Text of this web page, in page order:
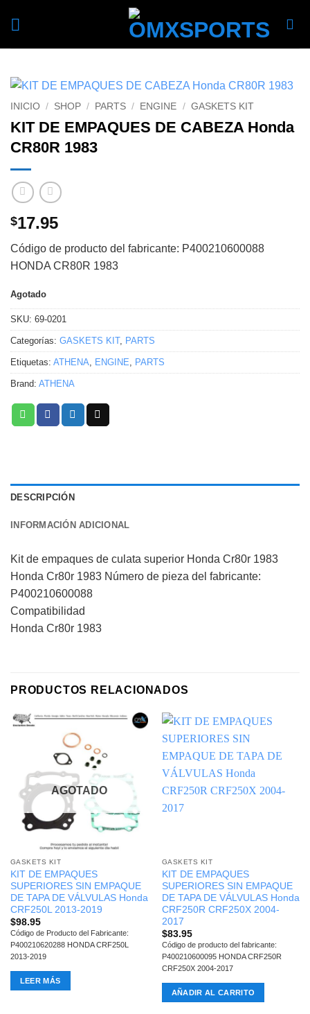
INICIO / SHOP / PARTS / ENGINE / GASKETS KIT
KIT DE EMPAQUES DE CABEZA Honda
CR80R 1983
$17.95
Código de producto del fabricante: P400210600088
HONDA CR80R 1983
Agotado
SKU: 69-0201
Categorías: GASKETS KIT, PARTS
Etiquetas: ATHENA, ENGINE, PARTS
Brand: ATHENA
DESCRIPCIÓN
INFORMACIÓN ADICIONAL
Kit de empaques de culata superior Honda Cr80r 1983
Honda Cr80r 1983 Número de pieza del fabricante:
P400210600088
Compatibilidad
Honda Cr80r 1983
PRODUCTOS RELACIONADOS
AGOTADO
GASKETS KIT
KIT DE EMPAQUES
SUPERIORES SIN EMPAQUE
DE TAPA DE VÁLVULAS Honda
CRF250L 2013-2019
$98.95
Código de Producto del Fabricante:
P400210620288 HONDA CRF250L
2013-2019
LEER MÁS
GASKETS KIT
KIT DE EMPAQUES
SUPERIORES SIN EMPAQUE
DE TAPA DE VÁLVULAS Honda
CRF250R CRF250X 2004-
2017
$83.95
Código de producto del fabricante:
P400210600095 HONDA CRF250R
CRF250X 2004-2017
AÑADIR AL CARRITO